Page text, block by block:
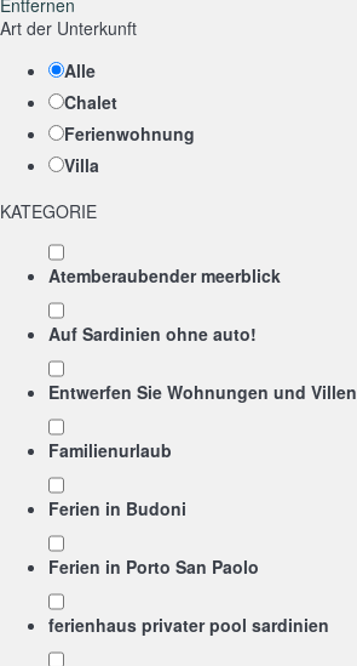
Entfernen
Art der Unterkunft
Alle
Chalet
Ferienwohnung
Villa
KATEGORIE
Atemberaubender meerblick
Auf Sardinien ohne auto!
Entwerfen Sie Wohnungen und Villen
Familienurlaub
Ferien in Budoni
Ferien in Porto San Paolo
ferienhaus privater pool sardinien